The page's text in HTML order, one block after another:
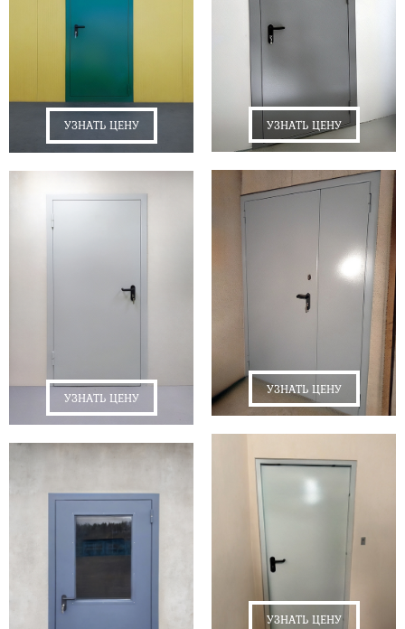
УЗНАТЬ ЦЕНУ
УЗНАТЬ ЦЕНУ
УЗНАТЬ ЦЕНУ
УЗНАТЬ ЦЕНУ
УЗНАТЬ ЦЕНУ